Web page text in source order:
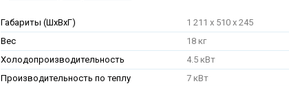
Габариты (ШхВхГ)
1 211 x 510 x 245
Вес
18 кг
Холодопроизводительность
4.5 кВт
Производительность по теплу
7 кВт